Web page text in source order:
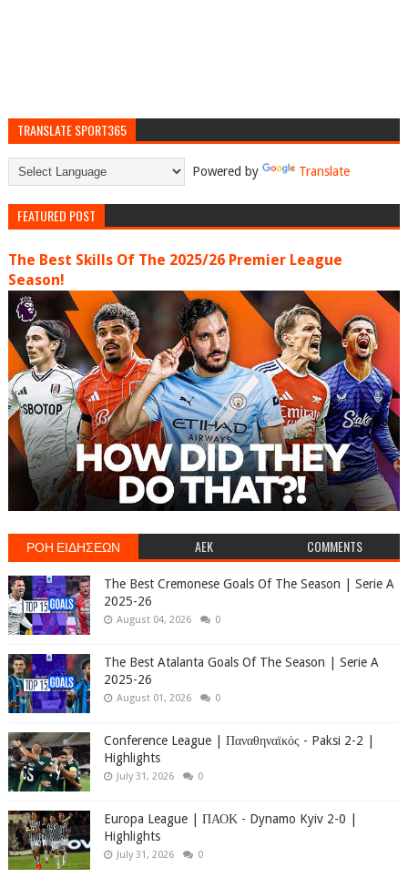
TRANSLATE SPORT365
Powered by Translate
FEATURED POST
The Best Skills Of The 2025/26 Premier League
Season!
ΡΟΗ ΕΙΔΗΣΕΩΝ AEK COMMENTS
The Best Cremonese Goals Of The Season | Serie A
2025-26
August 04, 2026 0
The Best Atalanta Goals Of The Season | Serie A
2025-26
August 01, 2026 0
Conference League | Παναθηναϊκός - Paksi 2-2 |
Highlights
July 31, 2026 0
Europa League | ΠΑΟΚ - Dynamo Kyiv 2-0 |
Highlights
July 31, 2026 0